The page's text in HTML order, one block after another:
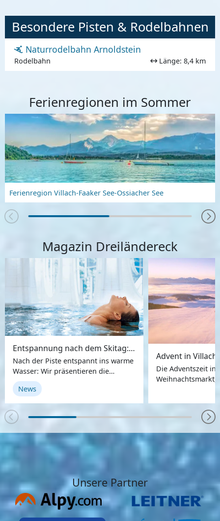
Besondere Pisten & Rodelbahnen
Naturrodelbahn Arnoldstein
Rodelbahn Länge: 8,4 km
Ferienregionen im Sommer
Ferienregion Villach-Faaker See-Ossiacher See
Magazin Dreiländereck
Entspannung nach dem Skitag: Die schönsten Thermen in den Alpen
Nach der Piste entspannt ins warme
Wasser: Wir präsentieren die
schönsten Thermen im Alpenraum.
News
Advent in Villach
Die Adventszeit in
Weihnachtsmarkt,
Unsere Partner